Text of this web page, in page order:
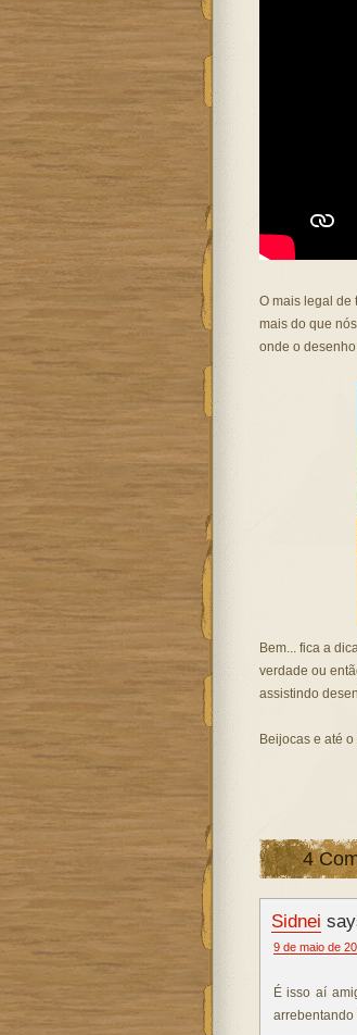
O mais legal de
mais do que
onde o
Bem... fica a
verdade ou
assistindo
Beijocas e até
4
Sidnei
9 de maio de
É isso aí
arrebentando